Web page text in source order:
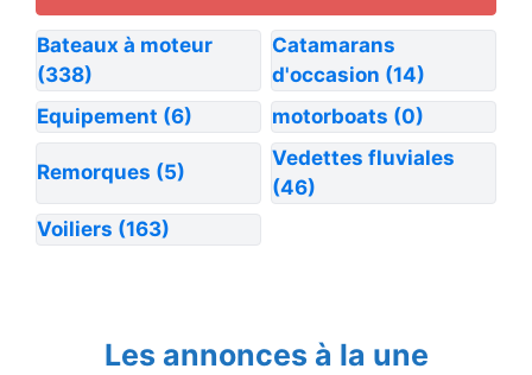
Bateaux à moteur
(338)
Catamarans
d'occasion (14)
Equipement (6) motorboats (0)
Remorques (5)
Vedettes fluviales
(46)
Voiliers (163)
Les annonces à la une